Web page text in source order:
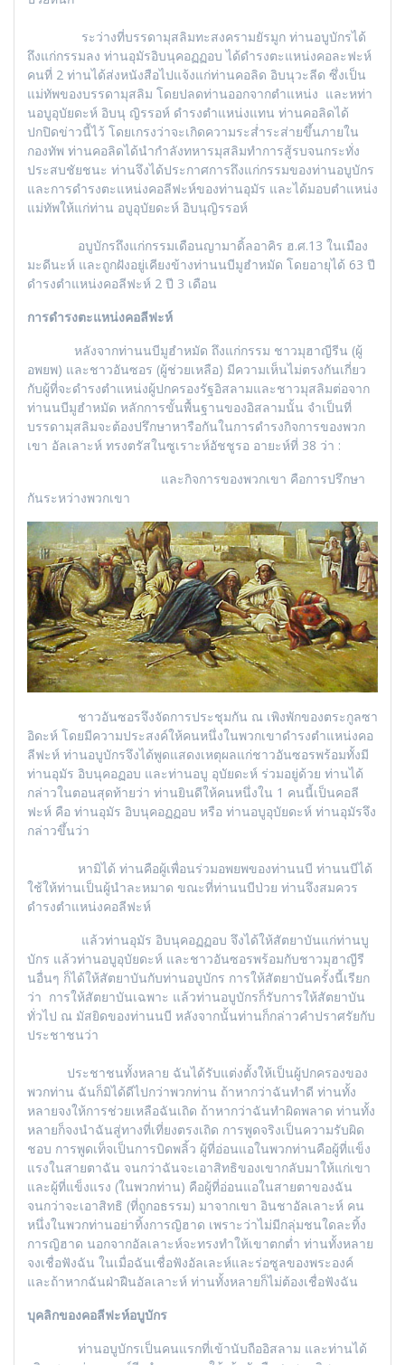
ระว่างที่บรรดามุสลิมทะสงครามยัรมูก ท่านอบูบักรได้
ถึงแก่กรรมลง ท่านอุมัรอิบนุคอฏฏอบ ได้ดำรงตะแหน่งคอละฟะห์
คนที่ 2 ท่านได้ส่งหนังสือไปแจ้งแก่ท่านคอลิด อิบนุวะลีด ซึ่งเป็น
แม่ทัพของบรรดามุสลิม โดยปลดท่านออกจากตำแหน่ง และหท่า
นอบูอุบัยดะห์ อิบนุ ญิรรอห์ ดำรงตำแหน่งแทน ท่านคอลิดได้
ปกปิดข่าวนี้ไว้ โดยเกรงว่าจะเกิดความระส่ำระส่ายขึ้นภายใน
กองทัพ ท่านคอลิดได้นำกำลังทหารมุสลิมทำการสู้รบจนกระทั่ง
ประสบชัยชนะ ท่านจึงได้ประกาศการถึงแก่กรรมของท่านอบูบักร
และการดำรงตะแหน่งคอลีฟะห์ของท่านอุมัร และได้มอบตำแหน่ง
แม่ทัพให้แก่ท่าน อบูอุบัยดะห์ อิบนุญิรรอห์
อบูบักรถึงแก่กรรมเดือนญามาดิ้ลอาคิร ฮ.ศ.13 ในเมือง
มะดีนะห์ และถูกฝังอยู่เคียงข้างท่านนบีมูฮำหมัด โดยอายุได้ 63 ปี
ดำรงตำแหน่งคอลีฟะห์ 2 ปี 3 เดือน
การดำรงตะแหน่งคอลีฟะห์
หลังจากท่านนบีมูฮำหมัด ถึงแก่กรรม ชาวมุฮาญีรีน (ผู้
อพยพ) และชาวอันซอร (ผู้ช่วยเหลือ) มีความเห็นไม่ตรงกันเกี่ยว
กับผู้ที่จะดำรงตำแหน่งผู้ปกครองรัฐอิสลามและชาวมุสลิมต่อจาก
ท่านนบีมูฮำหมัด หลักการขั้นพื้นฐานของอิสลามนั้น จำเป็นที่
บรรดามุสลิมจะต้องปรึกษาหารือกันในการดำรงกิจการของพวก
เขา อัลเลาะห์ ทรงตรัสในซูเราะห์อัชชูรอ อายะห์ที่ 38 ว่า :
และกิจการของพวกเขา คือการปรึกษา
กันระหว่างพวกเขา
ชาวอันซอรจึงจัดการประชุมกัน ณ เพิงพักของตระกูลซา
อิดะห์ โดยมีความประสงค์ให้คนหนึ่งในพวกเขาดำรงตำแหน่งคอ
ลีฟะห์ ท่านอบูบักรจึงได้พูดแสดงเหตุผลแก่ชาวอันซอรพร้อมทั้งมี
ท่านอุมัร อิบนุคอฏอบ และท่านอบู อุบัยดะห์ ร่วมอยู่ด้วย ท่านได้
กล่าวในตอนสุดท้ายว่า ท่านยินดีให้คนหนึ่งใน 1 คนนี้เป็นคอลี
ฟะห์ คือ ท่านอุมัร อิบนุคอฏฏอบ หรือ ท่านอบูอุบัยดะห์ ท่านอุมัรจึง
กล่าวขึ้นว่า
หามิได้ ท่านคือผู้เพื่อนร่วมอพยพของท่านนบี ท่านนบีได้
ใช้ให้ท่านเป็นผู้นำละหมาด ขณะที่ท่านนบีป่วย ท่านจึงสมควร
ดำรงตำแหน่งคอลีฟะห์
แล้วท่านอุมัร อิบนุคอฏฏอบ จึงได้ให้สัตยาบันแก่ท่านบู
บักร แล้วท่านอบูอุบัยดะห์ และชาวอันซอรพร้อมกับชาวมุฮาญีรี
นอื่นๆ ก็ได้ให้สัตยาบันกับท่านอบูบักร การให้สัตยาบันครั้งนี้เรียก
ว่า การให้สัตยาบันเฉพาะ แล้วท่านอบูบักรก็รับการให้สัตยาบัน
ทั่วไป ณ มัสยิดของท่านนบี หลังจากนั้นท่านก็กล่าวคำปราศรัยกับ
ประชาชนว่า
ประชาชนทั้งหลาย ฉันได้รับแต่งตั้งให้เป็นผู้ปกครองของ
พวกท่าน ฉันก็มิได้ดีไปกว่าพวกท่าน ถ้าหากว่าฉันทำดี ท่านทั้ง
หลายจงให้การช่วยเหลือฉันเถิด ถ้าหากว่าฉันทำผิดพลาด ท่านทั้ง
หลายก็จงนำฉันสู่ทางที่เที่ยงตรงเถิด การพูดจริงเป็นความรับผิด
ชอบ การพูดเท็จเป็นการบิดพลิ้ว ผู้ที่อ่อนแอในพวกท่านคือผู้ที่แข็ง
แรงในสายตาฉัน จนกว่าฉันจะเอาสิทธิของเขากลับมาให้แก่เขา
และผู้ที่แข็งแรง (ในพวกท่าน) คือผู้ที่อ่อนแอในสายตาของฉัน
จนกว่าจะเอาสิทธิ (ที่ถูกอธรรม) มาจากเขา อินชาอัลเลาะห์ คน
หนึ่งในพวกท่านอย่าทิ้งการญิฮาด เพราะว่าไม่มีกลุ่มชนใดละทิ้ง
การญิฮาด นอกจากอัลเลาะห์จะทรงทำให้เขาตกต่ำ ท่านทั้งหลาย
จงเชื่อฟังฉัน ในเมื่อฉันเชื่อฟังอัลเละห์และร่อซูลของพระองค์
และถ้าหากฉันฝ่าฝืนอัลเลาะห์ ท่านทั้งหลายก็ไม่ต้องเชื่อฟังฉัน
บุคลิกของคอลีฟะห์อบูบักร
ท่านอบูบักรเป็นคนแรกที่เข้านับถืออิสลาม และท่านได้